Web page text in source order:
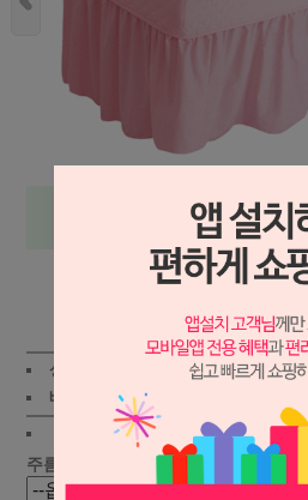
상세보기
상품가 : 52,800원적립금:400원
배송비 :
주름선택 :